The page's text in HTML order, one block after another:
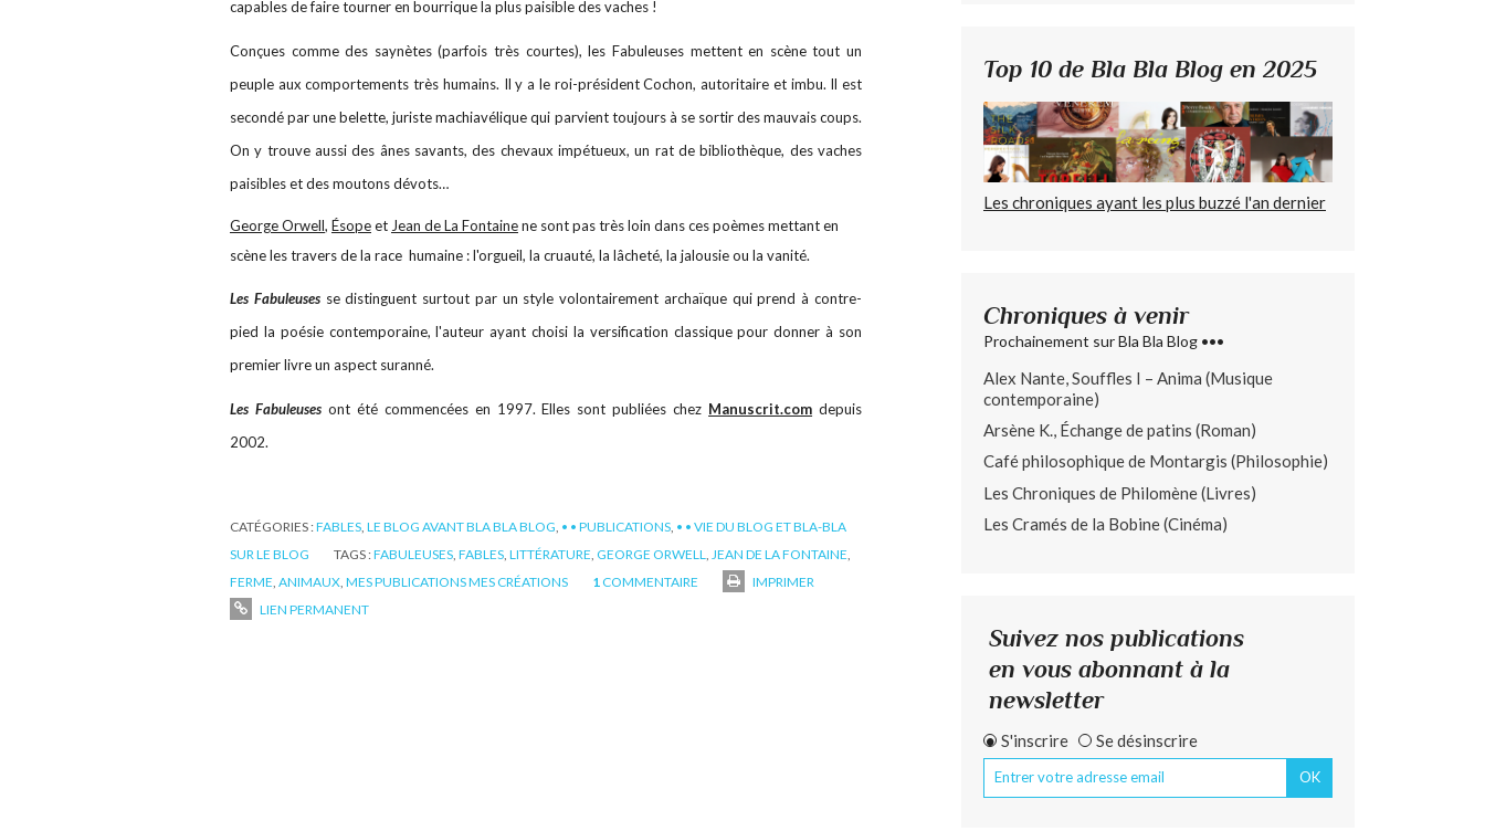
capables de faire tourner en bourrique la plus paisible des vaches !
Conçues comme des saynètes (parfois très courtes), les Fabuleuses mettent en scène tout un
peuple aux comportements très humains. Il y a le roi-président Cochon, autoritaire et imbu. Il est
secondé par une belette, juriste machiavélique qui parvient toujours à se sortir des mauvais coups.
On y trouve aussi des ânes savants, des chevaux impétueux, un rat de bibliothèque, des vaches
paisibles et des moutons dévots…
George Orwell, Ésopeet Jean de La Fontainene sont pas très loin dans ces poèmes mettant en
scène les travers de la race humaine : l'orgueil, la cruauté, la lâcheté, la jalousie ou la vanité.
Les Fabuleusesse distinguent surtout par un style volontairement archaïque qui prend à contre-
pied la poésie contemporaine, l'auteur ayant choisi la versification classique pour donner à son
premier livre un aspect suranné.
Les Fabuleusesont été commencées en 1997. Elles sont publiées chez Manuscrit.com depuis
2002.
CATÉGORIES :FABLES, LE BLOG AVANT BLA BLA BLOG, • • PUBLICATIONS, • • VIE DU BLOG ET BLA-BLA
SUR LE BLOG
TAGS :FABULEUSES, FABLES, LITTÉRATURE, GEORGE ORWELL, JEAN DE LA FONTAINE,
FERME, ANIMAUX, MES PUBLICATIONS MES CRÉATIONS 1 COMMENTAIRE
IMPRIMER
LIEN PERMANENT
Top 10 de Bla Bla Blog en 2025
Les chroniques ayant les plus buzzé l'an dernier
Chroniques à venir
Prochainement sur Bla Bla Blog •••
Alex Nante, Souffles I – Anima (Musique
contemporaine)
Arsène K., Échange de patins (Roman)
Café philosophique de Montargis (Philosophie)
Les Chroniques de Philomène (Livres)
Les Cramés de la Bobine (Cinéma)
Suivez nos publications
en vous abonnant à la
newsletter
S'inscrire Se désinscrire